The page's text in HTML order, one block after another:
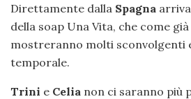
Direttamente dalla Spagna
della soap Una Vita, che come
mostreranno molti sconvolgenti
temporale.
Trini e Celia non ci saranno più